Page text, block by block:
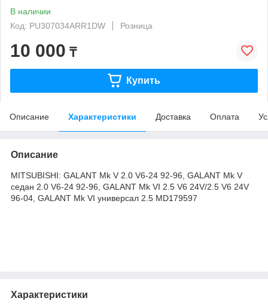
В наличии
Код: PU307034ARR1DW
Розница
10 000 ₸
Купить
Описание Характеристики Доставка Оплата
Описание
MITSUBISHI: GALANT Mk V 2.0 V6-24 92-96, GALANT Mk V
седан 2.0 V6-24 92-96, GALANT Mk VI 2.5 V6 24V/2.5 V6 24V
96-04, GALANT Mk VI универсал 2.5 MD179597
Характеристики